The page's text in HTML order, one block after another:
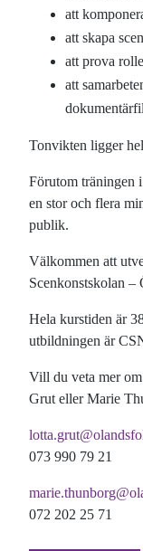
att
att skapa
att prova
att
Tonvikten ligger
Förutom träningen
en stor och flera
publik.
Välkommen att
Scenkonstskolan –
Hela kurstiden är
utbildningen är
Vill du veta mer
Grut eller Marie
073 990 79 21
072 202 25 71